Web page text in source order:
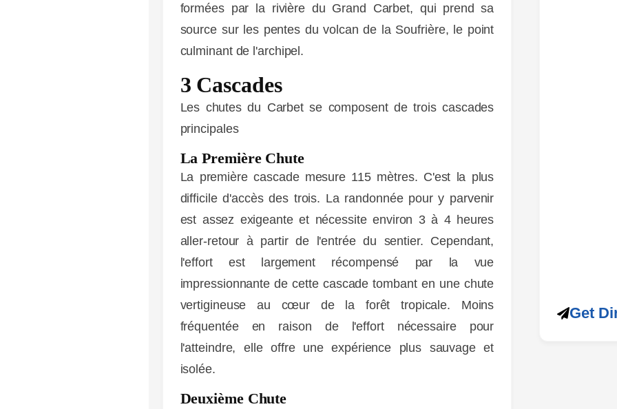
LES
EXPERIENCES
formées par la rivière du Grand Carbet, qui prend sa
source sur les pentes du volcan de la Soufrière, le point
culminant de l'archipel.
3 Cascades
Les chutes du Carbet se composent de trois cascades
principales
La Première Chute
La première cascade mesure 115 mètres. C'est la plus
difficile d'accès des trois. La randonnée pour y parvenir
est assez exigeante et nécessite environ 3 à 4 heures
aller-retour à partir de l'entrée du sentier. Cependant,
l'effort est largement récompensé par la vue
impressionnante de cette cascade tombant en une chute
vertigineuse au cœur de la forêt tropicale. Moins
fréquentée en raison de l'effort nécessaire pour
l'atteindre, elle offre une expérience plus sauvage et
isolée.
Deuxième Chute
Get